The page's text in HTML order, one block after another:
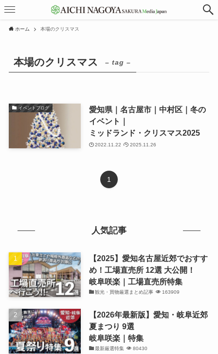
ホーム 本場のクリスマス
本場のクリスマス – tag –
イベントブログ
愛知県｜名古屋市｜中村区｜冬の
イベント｜
ミッドランド・クリスマス2025
2022.11.22 2025.11.26
1
人気記事
【2025】愛知名古屋近郊でおすす
め！工場直売所 12選 大公開！
岐阜咲楽｜工場直売所特集
観光・買物厳選まとめ記事 163909
【2026年最新版】愛知・岐阜近郊
夏まつり 9選
岐阜咲楽｜特集
最新厳選特集 80430